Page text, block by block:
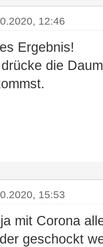
12:46
Ergebnis!
die
15:53
mit Corona
geschockt